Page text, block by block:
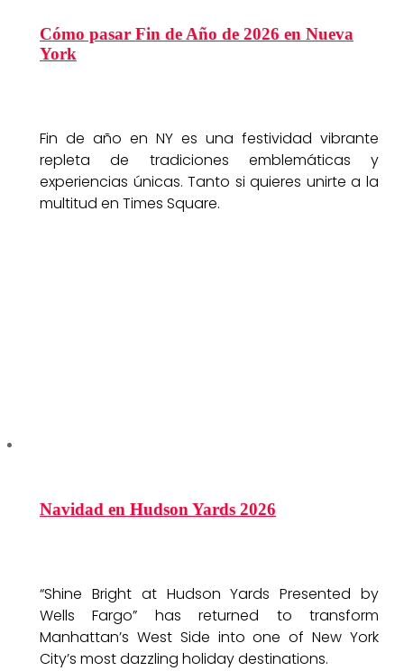
Cómo pasar Fin de Año de 2026 en Nueva
York
Fin de año en NY es una festividad vibrante
repleta de tradiciones emblemáticas y
experiencias únicas. Tanto si quieres unirte a la
multitud en Times Square.
Navidad en Hudson Yards 2026
“Shine Bright at Hudson Yards Presented by
Wells Fargo” has returned to transform
Manhattan’s West Side into one of New York
City’s most dazzling holiday destinations.